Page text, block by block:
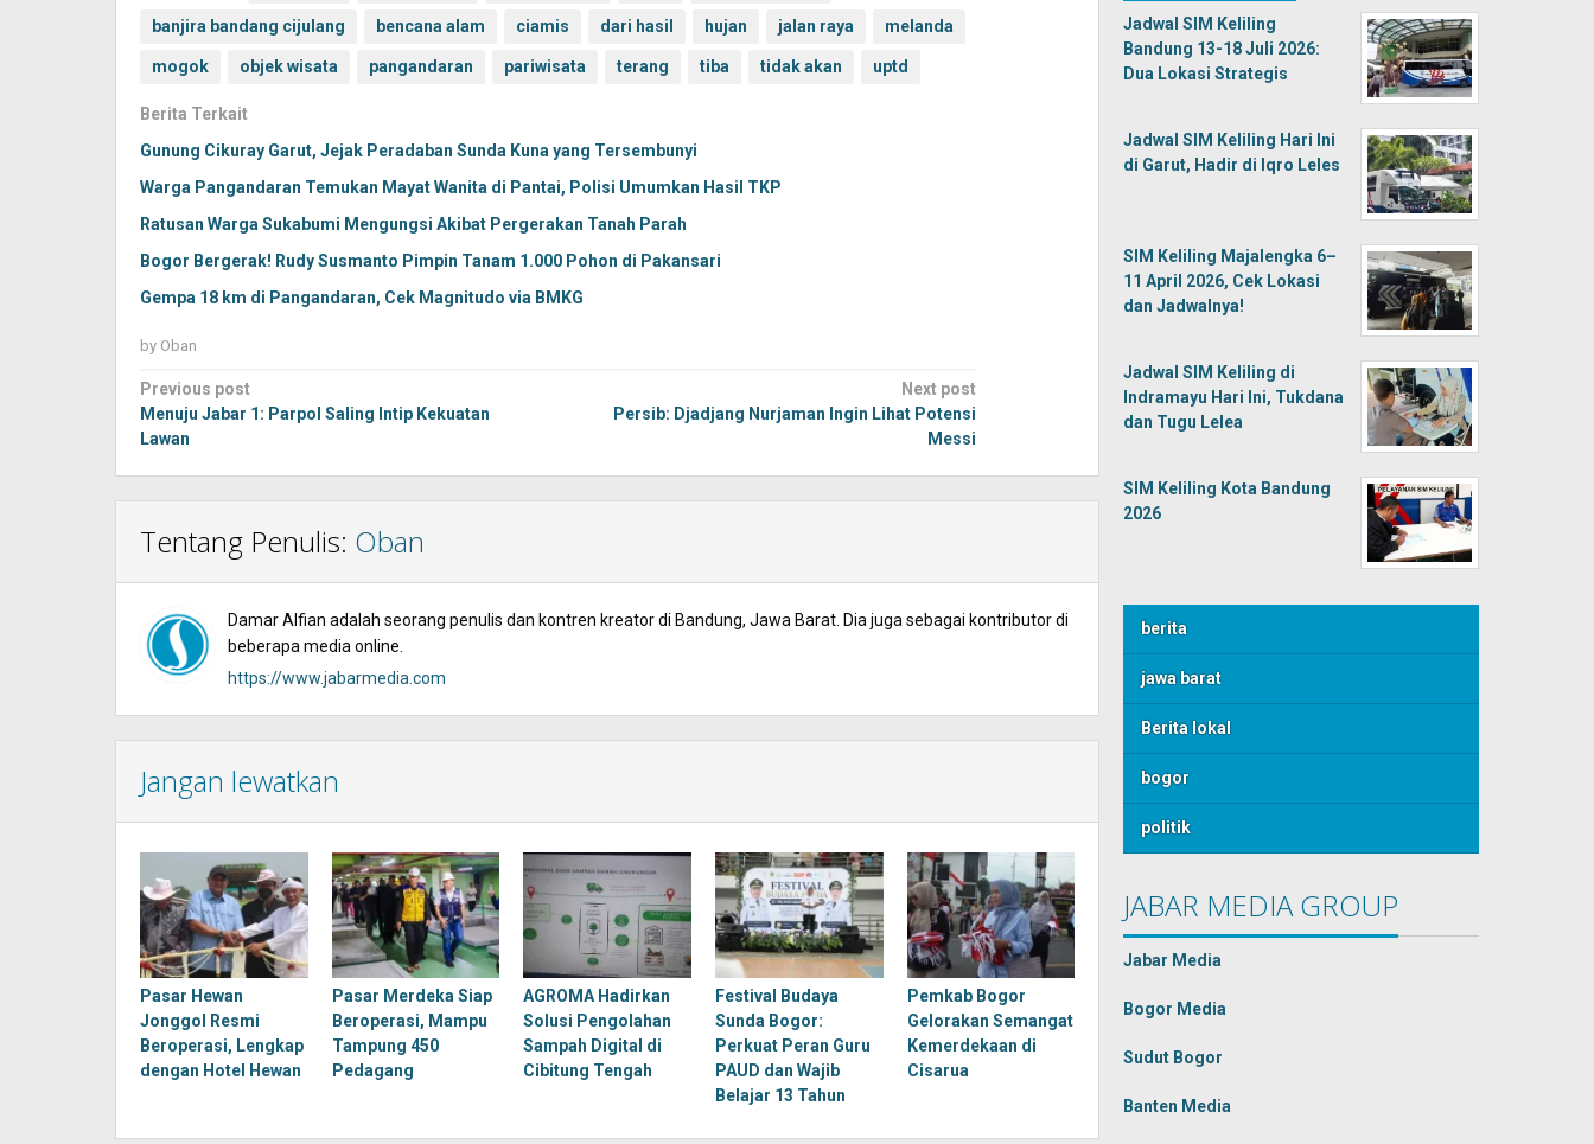
banjira bandang cijulang bencana alam ciamis dari hasil hujan jalan raya melanda
mogok objek wisata pangandaran pariwisata terang tiba tidak akan uptd
Berita Terkait
Gunung Cikuray Garut, Jejak Peradaban Sunda Kuna yang Tersembunyi
Warga Pangandaran Temukan Mayat Wanita di Pantai, Polisi Umumkan Hasil TKP
Ratusan Warga Sukabumi Mengungsi Akibat Pergerakan Tanah Parah
Bogor Bergerak! Rudy Susmanto Pimpin Tanam 1.000 Pohon di Pakansari
Gempa 18 km di Pangandaran, Cek Magnitudo via BMKG
by Oban
Post
navigation
Previous post
Menuju Jabar 1: Parpol Saling Intip Kekuatan
Lawan
Next post
Persib: Djadjang Nurjaman Ingin Lihat Potensi
Messi
Tentang Penulis: Oban
Damar Alfian adalah seorang penulis dan kontren kreator di Bandung, Jawa Barat. Dia juga sebagai kontributor di
beberapa media online.
https://www.jabarmedia.com
Jangan lewatkan
Pasar Hewan
Jonggol Resmi
Beroperasi, Lengkap
dengan Hotel Hewan
Pasar Merdeka Siap
Beroperasi, Mampu
Tampung 450
Pedagang
AGROMA Hadirkan
Solusi Pengolahan
Sampah Digital di
Cibitung Tengah
Festival Budaya
Sunda Bogor:
Perkuat Peran Guru
PAUD dan Wajib
Belajar 13 Tahun
Pemkab Bogor
Gelorakan Semangat
Kemerdekaan di
Cisarua
Jadwal SIM Keliling
Bandung 13-18 Juli 2026:
Dua Lokasi Strategis
Jadwal SIM Keliling Hari Ini
di Garut, Hadir di Iqro Leles
SIM Keliling Majalengka 6–
11 April 2026, Cek Lokasi
dan Jadwalnya!
Jadwal SIM Keliling di
Indramayu Hari Ini, Tukdana
dan Tugu Lelea
SIM Keliling Kota Bandung
2026
berita
jawa barat
Berita lokal
bogor
politik
JABAR MEDIA GROUP
Jabar Media
Bogor Media
Sudut Bogor
Banten Media